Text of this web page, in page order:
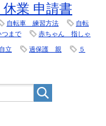
休業 申請書
自転車 練習方法
自転
まで 赤ちゃん 指しゃ
立 過保護 親
５